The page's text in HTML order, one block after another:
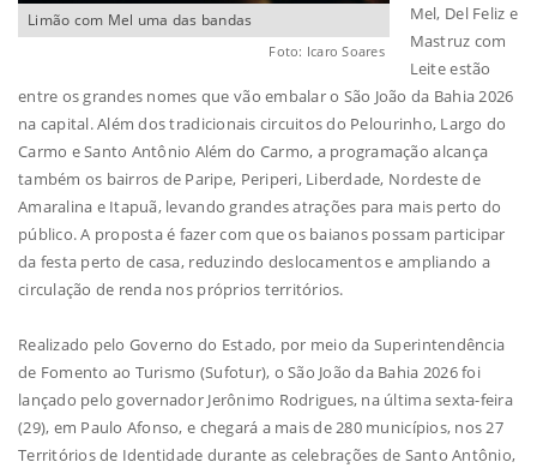
Limão com Mel uma das bandas
Foto: Icaro Soares
Mel, Del Feliz e
Mastruz com
Leite estão
entre os grandes nomes que vão embalar o São João da Bahia 2026
na capital. Além dos tradicionais circuitos do Pelourinho, Largo do
Carmo e Santo Antônio Além do Carmo, a programação alcança
também os bairros de Paripe, Periperi, Liberdade, Nordeste de
Amaralina e Itapuã, levando grandes atrações para mais perto do
público. A proposta é fazer com que os baianos possam participar
da festa perto de casa, reduzindo deslocamentos e ampliando a
circulação de renda nos próprios territórios.
Realizado pelo Governo do Estado, por meio da Superintendência
de Fomento ao Turismo (Sufotur), o São João da Bahia 2026 foi
lançado pelo governador Jerônimo Rodrigues, na última sexta-feira
(29), em Paulo Afonso, e chegará a mais de 280 municípios, nos 27
Territórios de Identidade durante as celebrações de Santo Antônio,